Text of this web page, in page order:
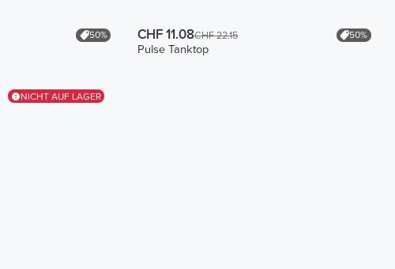
50% CHF 11.08CHF 22.15 50%
Pulse Tanktop
NICHT AUF LAGER